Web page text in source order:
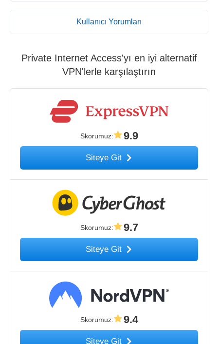
Kullanıcı Yorumları
Private Internet Access'yı en iyi alternatif
VPN'lerle karşılaştırın
Skorumuz: 9.9
Siteye Git
Skorumuz: 9.7
Siteye Git
Skorumuz: 9.4
Siteye Git